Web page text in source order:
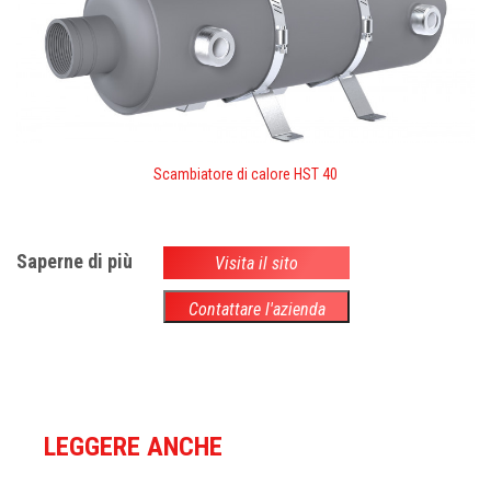
Scambiatore di calore HST 40
Saperne di più Visita il sito
Contattare l'azienda
LEGGERE ANCHE